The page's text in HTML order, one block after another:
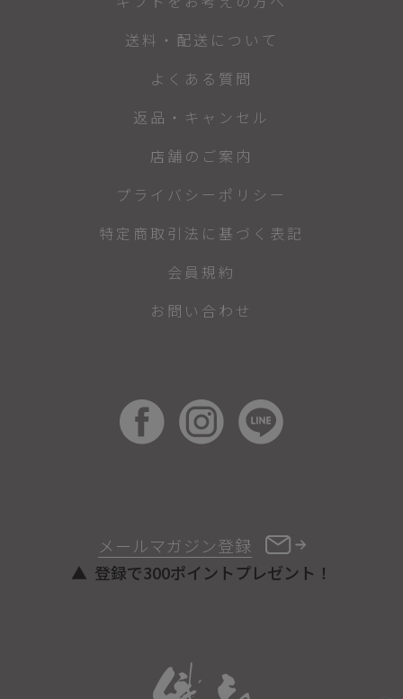
メールマガジン登録
登録で300ポイントプレゼント！
送料・配送について
よくある質問
返品・キャンセル
店舗のご案内
プライバシーポリシー
特定商取引法に基づく表記
会員規約
お問い合わせ